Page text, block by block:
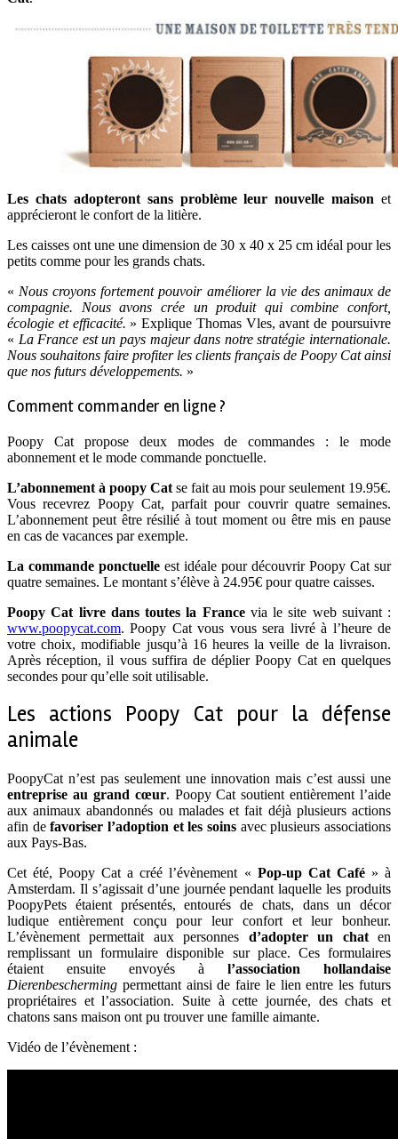
Les chats adopteront sans problème leur nouvelle maison et
apprécieront le confort de la litière.
Les caisses ont une une dimension de 30 x 40 x 25 cm idéal pour les
petits comme pour les grands chats.
« Nous croyons fortement pouvoir améliorer la vie des animaux de
compagnie. Nous avons crée un produit qui combine confort,
écologie et efficacité. » Explique Thomas Vles, avant de poursuivre
« La France est un pays majeur dans notre stratégie internationale.
Nous souhaitons faire profiter les clients français de Poopy Cat ainsi
que nos futurs développements. »
Comment commander en ligne ?
Poopy Cat propose deux modes de commandes : le mode
abonnement et le mode commande ponctuelle.
L’abonnement à poopy Cat se fait au mois pour seulement 19.95€.
Vous recevrez Poopy Cat, parfait pour couvrir quatre semaines.
L’abonnement peut être résilié à tout moment ou être mis en pause
en cas de vacances par exemple.
La commande ponctuelle est idéale pour découvrir Poopy Cat sur
quatre semaines. Le montant s’élève à 24.95€ pour quatre caisses.
Poopy Cat livre dans toutes la Francevia le site web suivant :
www.poopycat.com. Poopy Cat vous vous sera livré à l’heure de
votre choix, modifiable jusqu’à 16 heures la veille de la livraison.
Après réception, il vous suffira de déplier Poopy Cat en quelques
secondes pour qu’elle soit utilisable.
Les actions Poopy Cat pour la défense
animale
PoopyCat n’est pas seulement une innovation mais c’est aussi une
entreprise au grand cœur. Poopy Cat soutient entièrement l’aide
aux animaux abandonnés ou malades et fait déjà plusieurs actions
afin defavoriser l’adoption et les soins avec plusieurs associations
aux Pays-Bas.
Cet été, Poopy Cat a créé l’évènement « Pop-up Cat Café» à
Amsterdam. Il s’agissait d’une journée pendant laquelle les produits
PoopyPets étaient présentés, entourés de chats, dans un décor
ludique entièrement conçu pour leur confort et leur bonheur.
L’évènement permettait aux personnes d’adopter un chaten
remplissant un formulaire disponible sur place. Ces formulaires
étaient ensuite envoyés à l’association hollandaise
Dierenbescherming permettant ainsi de faire le lien entre les futurs
propriétaires et l’association. Suite à cette journée, des chats et
chatons sans maison ont pu trouver une famille aimante.
Vidéo de l’évènement :